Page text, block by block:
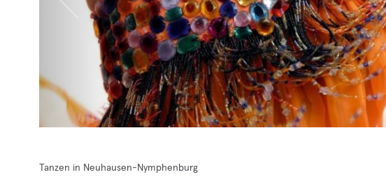
Tanzen in Neuhausen-Nymphenburg